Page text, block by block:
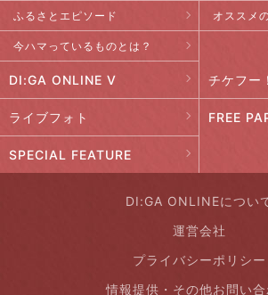
ふるさとエピソード オススメ
今ハマっているものとは？
DI:GA ONLINE V チケフー！
ライブフォト FREE
SPECIAL FEATURE
DI:GA ONLINEについ
運営会社
プライバシーポリシー
情報提供・その他お問い